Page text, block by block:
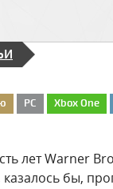
PC Xbox One
лет Warner
казалось бы,